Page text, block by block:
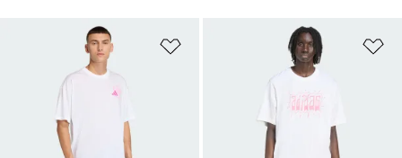
Añadir a la lista de deseos